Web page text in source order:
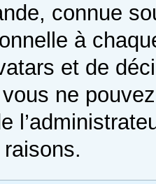
connue
à
et de
ne